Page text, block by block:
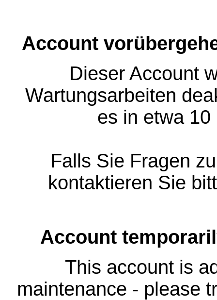
Account
Dieser Account
Wartungsarbeiten
es in etwa
Falls Sie Fragen
kontaktieren Sie
Account
This account is
maintenance - please